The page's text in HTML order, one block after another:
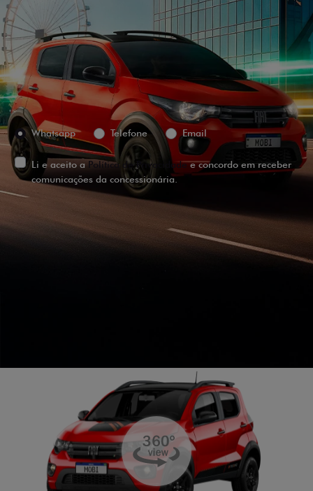
Versão escolhida
Preferência de contato:
Whatsapp
Telefone Email
Li e aceito aPolítica de Privacidadee concordo em receber
comunicações da concessionária.